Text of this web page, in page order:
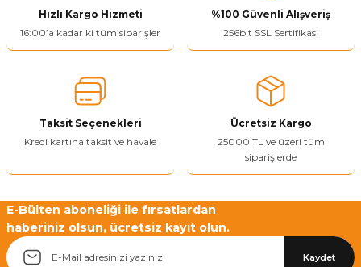
Ürün resmi kalitesiz, bozuk veya görüntülenemiyor.
Ürün bilgilerinde hatalar bulunuyor.
Ürün fiyatı diğer sitelerden daha pahalı.
Bu ürüne benzer farklı alternatifler olmalı.
Yetkiliye Gönder
Hızlı Kargo Hizmeti
16:00’a kadar ki tüm siparişler
%100 Güvenli Alışveriş
256bit SSL Sertifikası
Taksit Seçenekleri
Kredi kartına taksit ve havale
Ücretsiz Kargo
25000 TL ve üzeri tüm
siparişlerde
E-Bülten aboneliği ile fırsatlardan
haberiniz olsun, ücretsiz kayıt olun.
Kaydet